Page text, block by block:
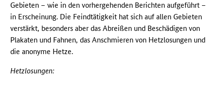
Gebieten – wie in den vorhergehenden Berichten aufgeführt –
in Erscheinung. Die Feindtätigkeit hat sich auf allen Gebieten
verstärkt, besonders aber das Abreißen und Beschädigen von
Plakaten und Fahnen, das Anschmieren von Hetzlosungen und
die anonyme Hetze.
Hetzlosungen: